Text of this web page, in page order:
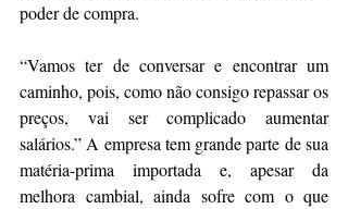
poder de compra.
“Vamos ter de conversar e encontrar um
caminho, pois, como não consigo repassar os
preços, vai ser complicado aumentar
salários.” A empresa tem grande parte de sua
matéria-prima importada e, apesar da
melhora cambial, ainda sofre com o que